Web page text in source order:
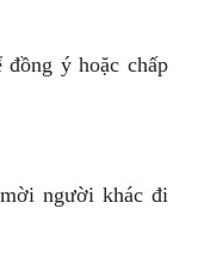
đồng ý hoặc chấp
người khác đi